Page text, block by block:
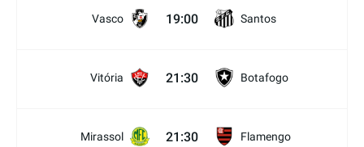
Vasco 19:00 Santos
Vitória 21:30 Botafogo
Mirassol 21:30 Flamengo